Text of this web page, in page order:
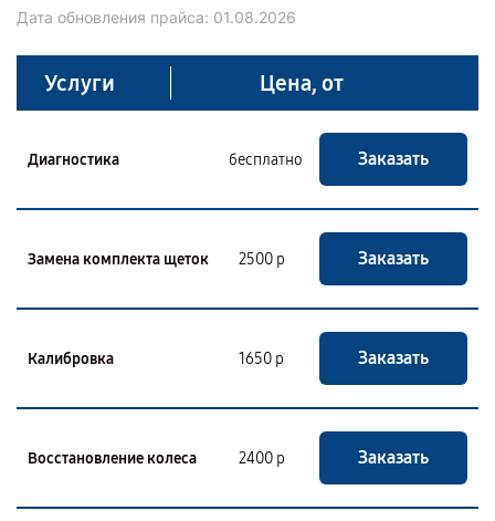
Дата обновления прайса: 01.08.2026
Услуги Цена, от
Диагностика бесплатно Заказать
Замена комплекта щеток 2500 р Заказать
Калибровка 1650 р Заказать
Восстановление колеса 2400 р Заказать